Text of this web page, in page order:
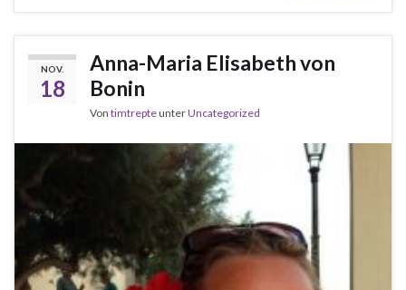
NOV.
18
Anna-Maria Elisabeth von
Bonin
Von timtrepteunterUncategorized